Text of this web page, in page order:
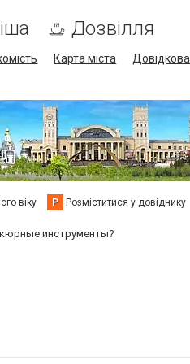
Дозвілля
Карта міста Довідкова
віку Р Розміститися у довіднику
инструменты?